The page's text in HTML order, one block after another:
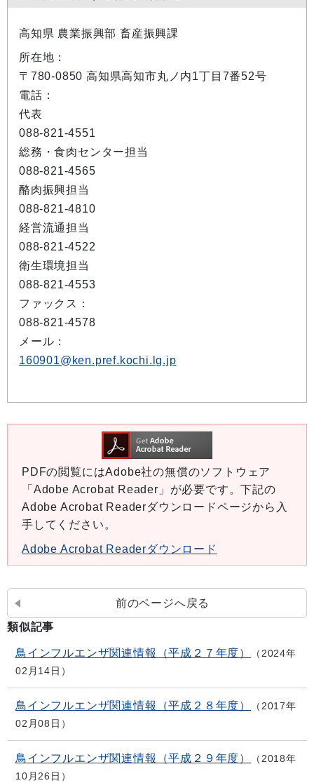
高知県 農業振興部 畜産振興課
所在地：
〒780-0850 高知県高知市丸ノ内1丁目7番52号
電話：
代表
088-821-4551
総務・食肉センター担当
088-821-4565
酪肉振興担当
088-821-4810
経営流通担当
088-821-4522
衛生環境担当
088-821-4553
ファックス：
088-821-4578
メール：
160901@ken.pref.kochi.lg.jp
PDFの閲覧にはAdobe社の無償のソフトウェア
「Adobe Acrobat Reader」が必要です。下記の
Adobe Acrobat Readerダウンロードページから入
手してください。
Adobe Acrobat Readerダウンロード
前のページへ戻る
類似記事
鳥インフルエンザ関連情報（平成２７年度）
2024年
02月14日
鳥インフルエンザ関連情報（平成２８年度）
2017年
02月08日
鳥インフルエンザ関連情報（平成２９年度）
2018年
10月26日